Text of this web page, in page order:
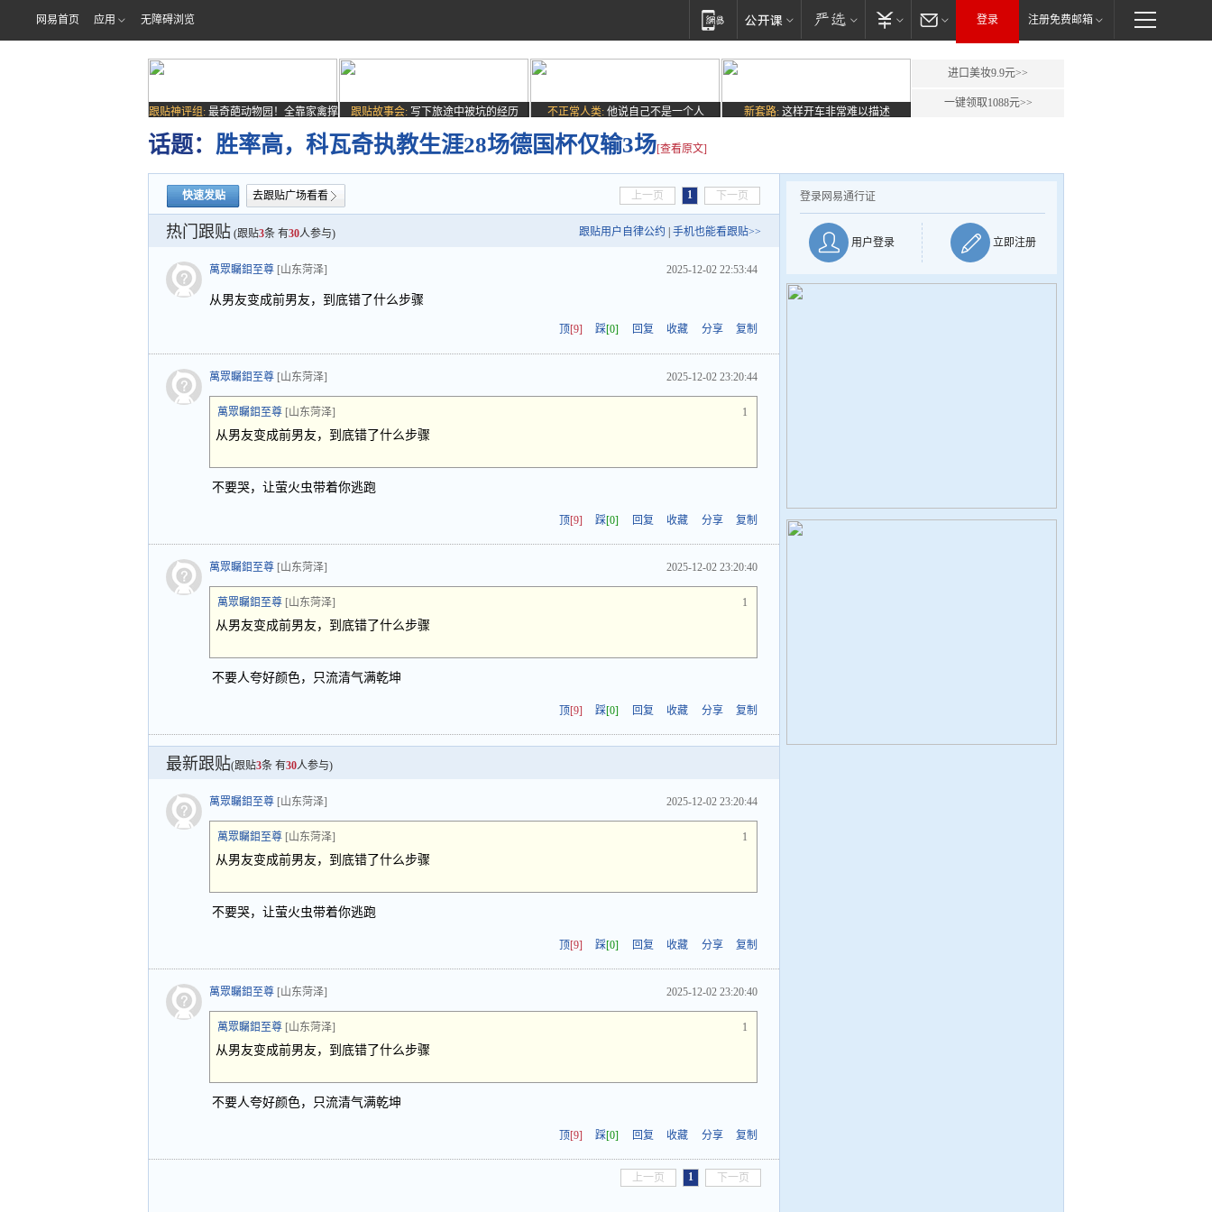
网易首页 应用 无障碍浏览 登录 注册免费邮箱
跟贴神评组: 最奇葩动物园！全靠家禽撑
场子
跟贴故事会: 写下旅途中被坑的经历 不正常人类: 他说自己不是一个人 新套路: 这样开车非常难以描述
进口美妆9.9元>>
一键领取1088元>>
话题： 胜率高，科瓦奇执教生涯28场德国杯仅输3场[查看原文]
快速发贴 去跟贴广场看看 上一页 1 下一页
热门跟贴 (跟贴3条 有30人参与) 跟贴用户自律公约 手机也能看跟贴>>
萬眾矚鉬至尊 [山东菏泽] 2025-12-02 22:53:44
从男友变成前男友，到底错了什么步骤
顶[9] 踩[0] 回复 收藏 分享 复制
萬眾矚鉬至尊 [山东菏泽] 2025-12-02 23:20:44
萬眾矚鉬至尊 [山东菏泽] 1
从男友变成前男友，到底错了什么步骤
不要哭，让萤火虫带着你逃跑
顶[9] 踩[0] 回复 收藏 分享 复制
萬眾矚鉬至尊 [山东菏泽] 2025-12-02 23:20:40
萬眾矚鉬至尊 [山东菏泽] 1
从男友变成前男友，到底错了什么步骤
不要人夸好颜色，只流清气满乾坤
顶[9] 踩[0] 回复 收藏 分享 复制
最新跟贴(跟贴3条 有30人参与)
萬眾矚鉬至尊 [山东菏泽] 2025-12-02 23:20:44
萬眾矚鉬至尊 [山东菏泽] 1
从男友变成前男友，到底错了什么步骤
不要哭，让萤火虫带着你逃跑
顶[9] 踩[0] 回复 收藏 分享 复制
萬眾矚鉬至尊 [山东菏泽] 2025-12-02 23:20:40
萬眾矚鉬至尊 [山东菏泽] 1
从男友变成前男友，到底错了什么步骤
不要人夸好颜色，只流清气满乾坤
顶[9] 踩[0] 回复 收藏 分享 复制
上一页 1 下一页
登录网易通行证
用户登录 立即注册